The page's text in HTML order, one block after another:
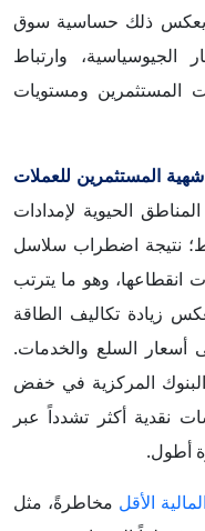
ويعكس ذلك حساسية سوق
الجيوسياسية، وارتباط
المستثمرين ومستويات
المستثمرين للعملات
الحيوية لإمدادات
نتيجة اضطراب سلاسل
انقطاعها، وهو ما يترتب
زيادة تكاليف الطاقة
أسعار السلع والخدمات.
المركزية في خفض
نقدية أكثر تشدداً عبر
أطول.
المالية الأقل مخاطرةً، مثل